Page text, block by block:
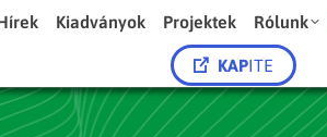
Kiadványok Projektek Rólunk
KAPITE